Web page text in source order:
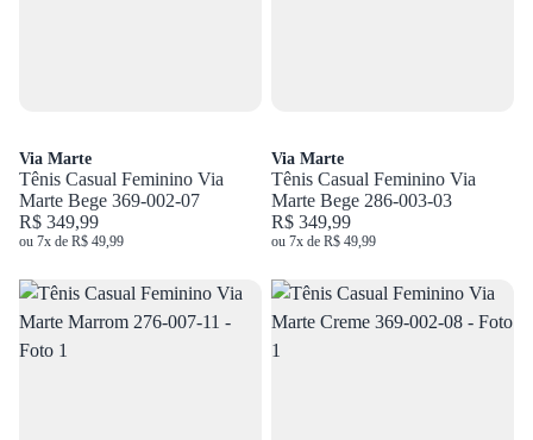
Via Marte
Tênis Casual Feminino Via
Marte Bege 369-002-07
R$ 349,99
ou 7x de R$ 49,99
Via Marte
Tênis Casual Feminino Via
Marte Bege 286-003-03
R$ 349,99
ou 7x de R$ 49,99